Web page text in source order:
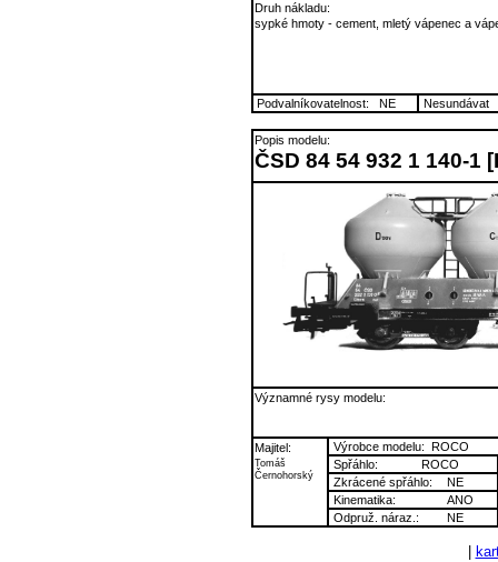
Druh nákladu:
sypké hmoty - cement, mletý vápenec a
Podvalníkovatelnost: NE Nesundávat
Popis modelu:
ČSD 84 54 932 1 140-1
Významné rysy modelu:
Majitel:
Tomáš
Černohorský
Výrobce modelu: ROCO
Spřáhlo:
ROCO
Zkrácené spřáhlo:
NE
Kinematika:
ANO
Odpruž. náraz.:
NE